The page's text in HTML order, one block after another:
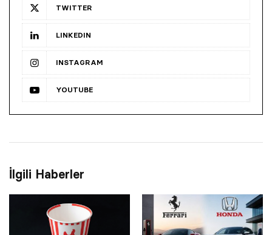
TWITTER
LINKEDIN
INSTAGRAM
YOUTUBE
İlgili Haberler